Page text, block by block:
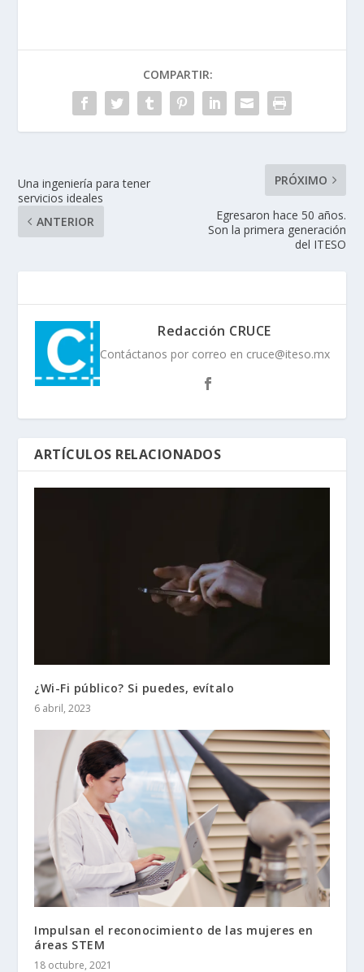
COMPARTIR:
Una ingeniería para tener
servicios ideales
ANTERIOR
PRÓXIMO
Egresaron hace 50 años.
Son la primera generación
del ITESO
Redacción CRUCE
Contáctanos por correo en cruce@iteso.mx
ARTÍCULOS RELACIONADOS
¿Wi-Fi público? Si puedes, evítalo
6 abril, 2023
Impulsan el reconocimiento de las mujeres en
áreas STEM
18 octubre, 2021